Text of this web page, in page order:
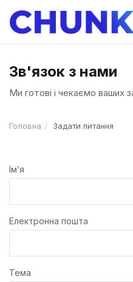
Зв'язок з нами
Ми готові і чекаємо ваших
Головна Задати питання
Ім’я
Електронна пошта
Тема